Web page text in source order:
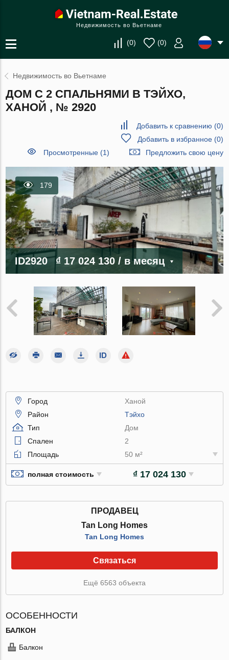
Недвижимость во Вьетнаме
(0) (0)
Недвижимость во Вьетнаме
ДОМ С 2 СПАЛЬНЯМИ В ТЭЙХО,
ХАНОЙ , № 2920
Добавить к сравнению (0)
Добавить в избранное(0)
Просмотренные (1)
Предложить свою цену
179
ID2920 ₫ 17 024 130/ в месяц
Город
Ханой
Район
Тэйхо
Тип
Дом
Спален
2
Площадь
50 м²
полная стоимость ₫ 17 024 130
ПРОДАВЕЦ
Tan Long Homes
Tan Long Homes
Связаться
Ещё 6563 объекта
ОСОБЕННОСТИ
БАЛКОН
Балкон